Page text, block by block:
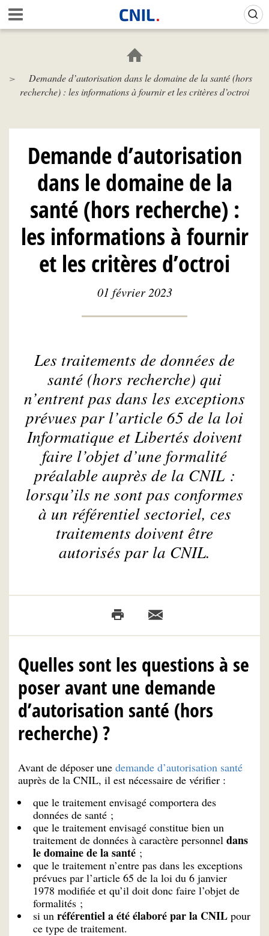
Aller
au
contenu
c
i
l
N
L
Demande d’autorisation dans le domaine de la santé (hors
recherche) : les informations à fournir et les critères d’octroi
Demande d’autorisation
dans le domaine de la
santé (hors recherche) :
les informations à fournir
et les critères d’octroi
01 février 2023
Les traitements de données de
santé (hors recherche) qui
n’entrent pas dans les exceptions
prévues par l’article 65 de la loi
Informatique et Libertés doivent
faire l’objet d’une formalité
préalable auprès de la CNIL :
lorsqu’ils ne sont pas conformes
à un référentiel sectoriel, ces
traitements doivent être
autorisés par la CNIL.
Quelles sont les questions à se
poser avant une demande
d’autorisation santé (hors
recherche) ?
Avant de déposer une demande d’autorisation santé
auprès de la CNIL, il est nécessaire de vérifier :
que le traitement envisagé comportera des
données de santé ;
que le traitement envisagé constitue bien un
traitement de données à caractère personnel dans
le domaine de la santé ;
que le traitement n’entre pas dans les exceptions
prévues par l’article 65 de la loi du 6 janvier
1978 modifiée et qu’il doit donc faire l’objet de
formalités ;
si un référentiel a été élaboré par la CNIL pour
ce type de traitement.
Gestion de vos préférences sur les cookies (témoins de connexion)